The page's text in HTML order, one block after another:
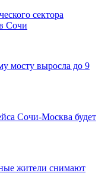
сектора
Сочи
мосту выросла до 9
Сочи-Москва будет
жители снимают